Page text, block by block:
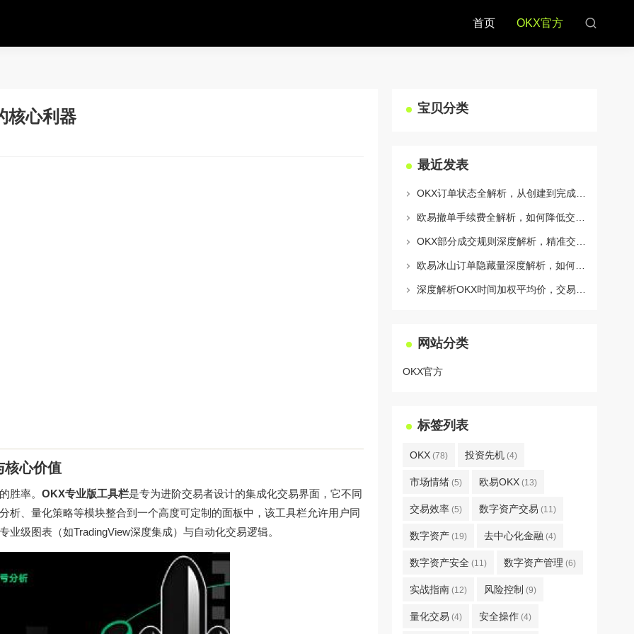
首页 OKX官方
核心利器
心价值
胜率。 OKX专业版工具栏是专为进阶交易者设计的集成化交易界面，它不同
析、量化策略等模块整合到一个高度可定制的面板中，该工具栏允许用户同
级图表（如TradingView深度集成）与自动化交易逻辑。
宝贝分类
最近发表
网站分类
OKX官方
标签列表
OKX (78) 投资先机 (4)
市场情绪 (5) 欧易OKX (13)
交易效率 (5) 数字资产交易 (11)
数字资产 (19) 去中心化金融 (4)
数字资产安全 (11) 数字资产管理 (6)
实战指南 (12) 风险控制 (9)
量化交易 (4) 安全操作 (4)